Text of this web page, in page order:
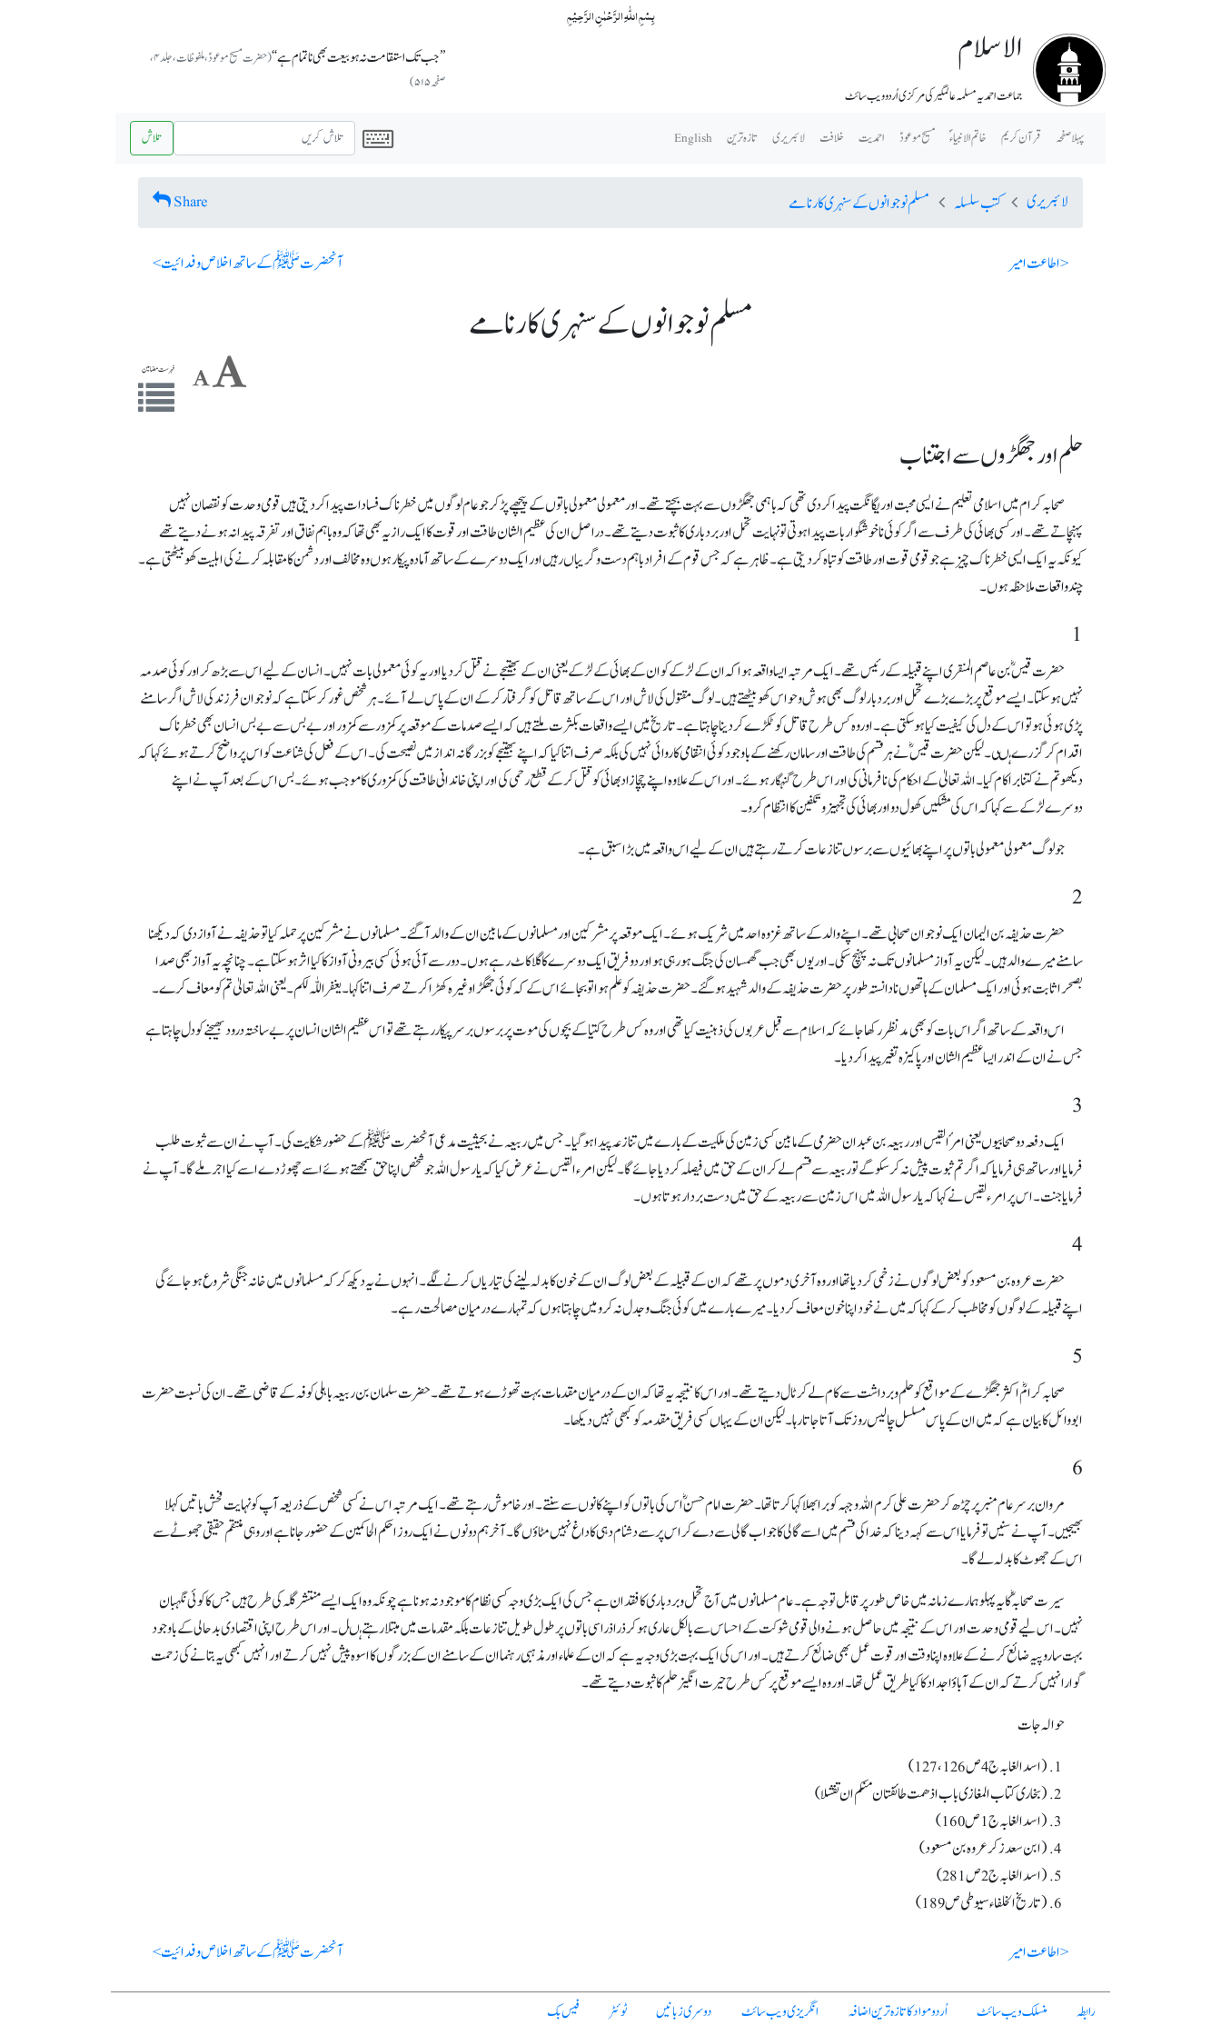
بِسۡمِ اللّٰہِ الرَّحۡمٰنِ الرَّحِیۡمِ
الاسلام
جماعت احمدیہ مسلمہ عالمگیر کی مرکزی اُردو ویب سائٹ
’’جب تک استقامت نہ ہو بیعت بھی ناتمام ہے‘‘
(حضرت مسیح موعودؑ، ملفوظات، جلد ۴،
صفحہ ۵۱۵)
پہلا صفحہ قرآن کریم خاتم الانبیاء ؐ مسیح موعودؑ احمدیت خلافت لائبریری تازہ ترین English تلاش
لائبریری کتب سلسلہ مسلم نوجوانوں کے سنہری کارنامے Share
< اطاعت امیر آنحضرت ﷺ کے ساتھ اخلاص و فدائیت >
مسلم نوجوانوں کے سنہری کارنامے
فہرست مضامین
حلم اور جھگڑوں سے اجتناب
صحابہ کرام میں اسلامی تعلیم نے ایسی محبت اور یگانگت پیدا کر دی تھی کہ باہمی جھگڑوں سے بہت بچتے تھے۔ اور معمولی معمولی باتوں کے پیچھے پڑ کر جو عام لوگوں میں خطرناک فسادات پیدا کردیتی ہیں قومی وحدت کو نقصان نہیں
پہنچاتے تھے۔ اور کسی بھائی کی طرف سے اگر کوئی ناخوشگوار بات پیدا ہوتی تو نہایت تحمل اور بردباری کا ثبوت دیتے تھے۔ دراصل ان کی عظیم الشان طاقت اور قوت کا ایک راز یہ بھی تھا کہ وہ باہم نفاق اور تفرقہ پیدا نہ ہونے دیتے تھے
کیونکہ یہ ایک ایسی خطرناک چیز ہے جو قومی قوت اور طاقت کو تباہ کر دیتی ہے۔ ظاہر ہے کہ جس قوم کے افراد باہم دست و گریباں رہیں اور ایک دوسرے کے ساتھ آمادہ پیکار ہوں وہ مخالف اور دشمن کا مقابلہ کرنے کی اہلیت کھو بیٹھتی ہے۔
چندواقعات ملاحظہ ہوں۔
1
حضرت قیسؓ بن عاصم المنقری اپنے قبیلہ کے رئیس تھے۔ ایک مرتبہ ایسا واقعہ ہوا کہ ان کے لڑکے کو ان کے بھائی کے لڑکے یعنی ان کے بھتیجے نے قتل کردیا اور یہ کوئی معمولی بات نہیں۔ انسان کے لیے اس سے بڑھ کر اور کوئی صدمہ
نہیں ہوسکتا۔ ایسے موقع پر بڑے بڑے تحمل اور بردبار لوگ بھی ہوش و حواس کھو بیٹھتے ہیں۔ لوگ مقتول کی لاش اور اس کے ساتھ قاتل کو گرفتار کرکے ان کے پاس لے آئے۔ ہر شخص غورکرسکتا ہے کہ نوجوان فرزند کی لاش اگر سامنے
پڑی ہو ئی ہو تو اس کے دل کی کیفیت کیاہوسکتی ہے۔ اوروہ کس طرح قاتل کو ٹکڑے کر دینا چاہتا ہے۔ تاریخ میں ایسے واقعات بکثرت ملتے ہیں کہ ایسے صدمات کے موقعہ پر کمزور سے کمزور اور بے بس سے بے بس انسان بھی خطرناک
اقدام کر گزرے ہںی۔ لیکن حضرت قیسؓ نے ہر قسم کی طاقت اور سامان رکھنے کے باوجود کوئی انتقامی کاروائی نہیں کی بلکہ صرف اتنا کیا کہ اپنے بھتیجے کو بزرگانہ انداز میں نصیحت کی۔ اس کے فعل کی شناعت کو اس پر واضح کرتے ہوئے کہا کہ
دیکھو تم نے کتنا برا کام کیا۔ اللہ تعالیٰ کے احکام کی نافرمانی کی اور اس طرح گنہگار ہوئے۔ اور اس کے علاوہ اپنے چچا زاد بھائی کو قتل کرکے قطع رحمی کی اور اپنی خاندانی طاقت کی کمزوری کا موجب ہوئے۔ بس اس کے بعد آپ نے اپنے
دوسرے لڑکے سے کہا کہ اس کی مشکیں کھول دو اور بھائی کی تجہیز و تکفین کا انتظام کرو۔
جو لوگ معمولی معمولی باتوں پر اپنے بھائیوں سے برسوں تنازعات کرتے رہتے ہیں ان کے لیے اس واقعہ میں بڑا سبق ہے۔
2
حضرت حذیفہ بن الیمان ایک نوجوان صحابی تھے۔ اپنے والد کے ساتھ غزوہ احد میں شریک ہوئے۔ ایک موقعہ پر مشرکین اور مسلمانوں کے مابین ان کے والد آگئے۔ مسلمانوں نے مشرکین پرحملہ کیا تو حذیفہ نے آواز دی کہ دیکھنا
سامنے میرے والد ہیں۔ لیکن یہ آواز مسلمانوں تک نہ پہنچ سکی۔ اور یوں بھی جب گھمسان کی جنگ ہو رہی ہو اور دو فریق ایک دوسرے کا گلا کاٹ رہے ہوں۔ دور سے آئی ہوئی کسی بیرونی آواز کا کیا اثر ہوسکتا ہے۔ چنانچہ یہ آواز بھی صدا
بصحرا ثابت ہوئی اور ایک مسلمان کے ہاتھوں نادانستہ طور پر حضرت حذیفہ کے والدشہید ہوگئے۔ حضرت حذیفہ کو علم ہوا تو بجائے اس کے کہ کوئی جھگڑا وغیرہ کھڑا کرتے صرف اتنا کہا۔ یغفر اللّٰہ لکم۔ یعنی اللہ تعالیٰ تم کو معاف کرے۔
اس واقعہ کے ساتھ اگر اس بات کو بھی مدنظر رکھا جائے کہ اسلام سے قبل عربوں کی ذہنیت کیا تھی اور وہ کس طرح کتیا کے بچوں کی موت پر برسوں برسرپیکاررہتے تھے تو اس عظیم الشان انسان پر بے ساختہ درود بھیجنے کو دل چاہتا ہے
جس نے ان کے اندر ایسا عظیم الشان اور پاکیزہ تغیر پیدا کردیا۔
3
ایک دفعہ دو صحابیوں یعنی امرٔا لقیس اور ربیعہ بن عبدان حضرمی کے مابین کسی زمین کی ملکیت کے بارے میں تنازعہ پیدا ہوگیا۔ جس میں ربیعہ نے بحیثیت مدعی آنحضرتﷺ کے حضور شکایت کی۔ آپ نے ان سے ثبوت طلب
فرمایا اور ساتھ ہی فرمایا کہ اگر تم ثبوت پیش نہ کرسکو گے تو ربیعہ سے قسم لے کر ان کے حق میں فیصلہ کر دیا جائے گا۔ لیکن امرء القیس نے عرض کیا کہ یا رسول اللہ جو شخص اپنا حق سمجھتے ہوئے اسے چھوڑ دے اسے کیا اجر ملے گا۔ آپ نے
فرمایا جنت۔ اس پر امرء لقیس نے کہا کہ یا رسول اللہ میں اس زمین سے ربیعہ کے حق میں دست بردار ہوتا ہوں۔
4
حضرت عروہ بن مسعود کو بعض لوگوں نے زخمی کر دیا تھا اور وہ آخری دموں پر تھے کہ ان کے قبیلہ کے بعض لوگ ان کے خون کا بدلہ لینے کی تیاریاں کرنے لگے۔ انہوں نے یہ دیکھ کر کہ مسلمانوں میں خانہ جنگی شروع ہو جائے گی
اپنے قبیلہ کے لوگوں کو مخاطب کر کے کہا کہ میں نے خود اپنا خون معاف کردیا۔ میرے بارے میں کوئی جنگ و جدل نہ کرو میں چاہتا ہوں کہ تمہارے درمیان مصالحت رہے۔
5
صحابہ کرامؓ اکثر جھگڑے کے مواقع کو حلم و برداشت سے کام لے کر ٹال دیتے تھے۔ اور اس کا نتیجہ یہ تھا کہ ان کے درمیان مقدمات بہت تھوڑے ہوتے تھے۔ حضرت سلمان بن ربیعہ باہلی کوفہ کے قاضی تھے۔ ان کی نسبت حضرت
ابووائل کا بیان ہے کہ میں ان کے پاس مسلسل چالیس روز تک آتا جاتا رہا۔ لیکن ان کے یہاں کسی فریق مقدمہ کو کبھی نہیں دیکھا۔
6
مروان برسرعام منبرپر چڑھ کر حضرت علی کرم اللہ وجہہ کو برا بھلا کہا کرتا تھا۔ حضرت امام حسنؓ اس کی باتوں کو اپنے کانوں سے سنتے۔ اور خاموش رہتے تھے۔ ایک مرتبہ اس نے کسی شخص کے ذریعہ آپ کو نہایت فحش باتیں کہلا
بھیجیں۔ آپ نے سنیں تو فرمایا اس سے کہہ دینا کہ خدا کی قسم میں اسے گالی کا جواب گالی سے دے کر اس پر سے دشنام دہی کا داغ نہیں مٹاؤں گا۔ آخر ہم دونوں نے ایک روز احکم الحاکمین کے حضور جانا ہے اور وہی منتقم حقیقی جھوٹے سے
اس کے جھوٹ کا بدلہ لے گا۔
سیرت صحابہؓ کا یہ پہلو ہمارے زمانہ میں خاص طورپر قابل توجہ ہے۔ عام مسلمانوں میں آج تحمل و بردباری کا فقدان ہے جس کی ایک بڑی وجہ کسی نظام کا موجود نہ ہونا ہے چونکہ و ہ ایک ایسے منتشر گلہ کی طرح ہیں جس کا کوئی نگہبان
نہیں۔ اس لیے قومی وحدت اور اس کے نتیجہ میں حاصل ہونے والی قومی شوکت کے احساس سے بالکل عاری ہو کر ذرا ذرا سی باتوں پر طول طویل تنازعات بلکہ مقدمات میں مبتلا رہتے ہںل۔ اور اس طرح اپنی اقتصادی بدحالی کے باوجود
بہت سا روپیہ ضائع کرنے کے علاوہ اپنا وقت اور قوت عمل بھی ضائع کرتے ہیں۔ اور اس کی ایک بہت بڑی وجہ یہ ہے کہ ان کے علماء اور مذہبی رہنما ان کے سامنے ان کے بزرگوں کا اسوہ پیش نہیں کرتے اور انہیں کبھی یہ بتانے کی زحمت
گوارانہیں کرتے کہ ان کے آباؤاجداد کا کیا طریق عمل تھا۔ اور وہ ایسے موقع پر کس طرح حیرت انگیز حلم کا ثبوت دیتے تھے۔
حوالہ جات
(اسد الغابہ ج 4ص 126، 127 )
(بخاری کتاب المغازی باب اذ ھمت طائفتان منکم ان تفشلا)
(اسد الغابہ ج1ص 160)
(ابن سعد زکر عروہ بن مسعود)
(اسد الغابہ ج 2ص281)
(تار یخ الخلفاء سیوطی ص189)
< اطاعت امیر
آنحضرت ﷺ کے ساتھ اخلاص و فدائیت >
رابطہ منسلک ویب سائٹ اُردو مواد کا تازہ ترین اضافہ انگریزی ویب سائٹ دوسری زبانیں ٹوئٹر فیس بک